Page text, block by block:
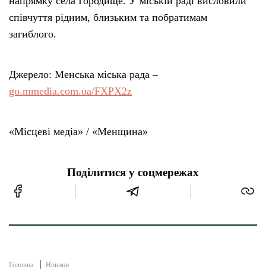
співчуття рідним, близьким та побратимам
загиблого.
Джерело: Менська міська рада –
go.mmedia.com.ua/FXPX2z
«Місцеві медіа» / «Менщина»
Поділитися у соцмережах
Головна Новини